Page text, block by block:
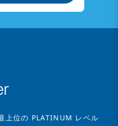
上位の PLATINUM レベル